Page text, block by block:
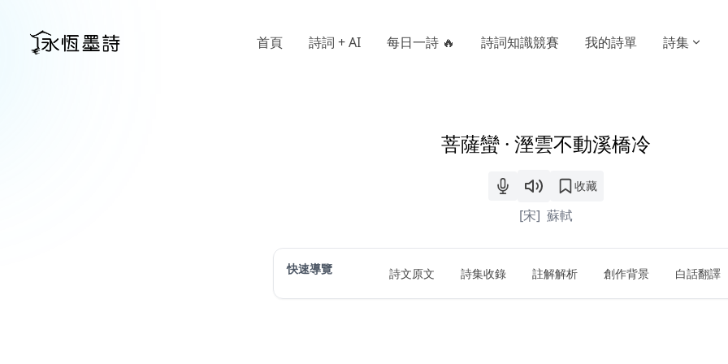
首頁 詩詞 + AI 每日一詩 🔥 詩詞知識競賽 我的詩單 詩集
菩薩蠻 · 溼雲不動溪橋冷
收藏
[宋] 蘇軾
快速導覽 詩文原文 詩集收錄 註解解析 創作背景 白話翻譯